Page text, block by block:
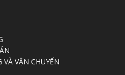
VÀ VẬN CHUYỂN